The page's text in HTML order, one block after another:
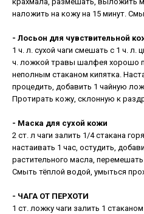
наложить на кожу на 15 минут.
- Лосьон для чувствительной
1 ч. л. сухой чаги смешать с 1 ч. л.
ч. ложкой травы шалфея хорошо
неполным стаканом кипятка.
процедить, добавить 1 чайную
Протирать кожу, склонную к
- Маска для сухой кожи
2 ст. л чаги залить 1/4 стакана
настаивать 1 час, остудить,
растительного масла,
Смыть тёплой водой, умыться
- ЧАГА ОТ ПЕРХОТИ
1 ст. ложку чаги залить 1